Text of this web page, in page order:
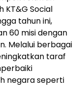
KT&G Social
tahun ini,
60 misi dengan
Melalui berbagai
taraf
negara seperti